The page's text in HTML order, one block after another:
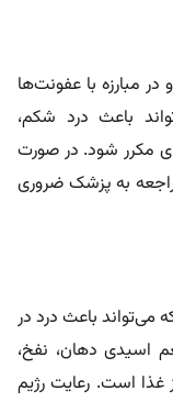
مبارزه با عفونت‌ها
باعث درد شکم،
مکرر شود. در صورت
به پزشک ضروری
باعث درد در
دهان، نفخ،
است. رعایت رژیم